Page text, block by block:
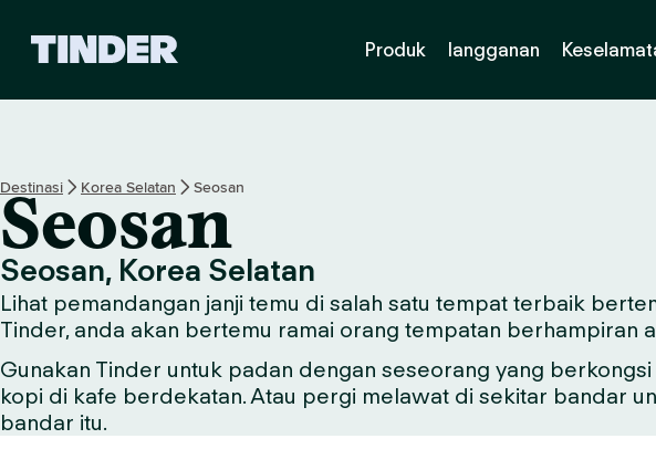
n
U
m
a
T
n
d
Produk langganan
Destinasi Korea Selatan Seosan
Seosan
Seosan, Korea Selatan
Lihat pemandangan janji temu di salah satu tempat terbaik
Tinder, anda akan bertemu ramai orang tempatan berhampiran
Gunakan Tinder untuk padan dengan seseorang yang
kopi di kafe berdekatan. Atau pergi melawat di sekitar bandar
bandar itu.